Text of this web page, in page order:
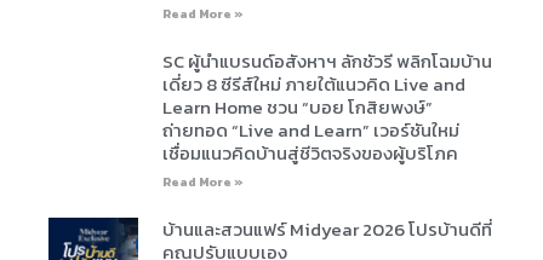
Read More »
SC ผู้นำแบรนด์อสังหาฯ ลักชัวรี พลิกโฉมบ้าน
เดี่ยว 8 ซีรีส์ใหม่ ภายใต้แนวคิด Live and
Learn Home ชวน “บอย โกสิยพงษ์”
ถ่ายทอด “Live and Learn” เวอร์ชันใหม่
เชื่อมแนวคิดบ้านสู่ชีวิตจริงของผู้บริโภค
Read More »
บ้านและสวนแฟร์ Midyear 2026 โปรบ้านดีที่
คุณปรับแบบเอง